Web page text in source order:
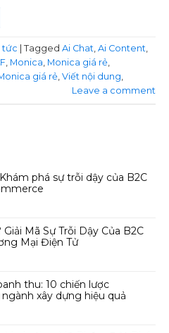
tức |TaggedAi Chat,Ai Content,
, Monica, Monica giá rẻ,
giá rẻ,Viết nội dung,
Leave a comment
phá sự trỗi dậy của B2C
Giải Mã Sự Trỗi Dậy Của B2C
Mại Điện Tử
thu: 10 chiến lược
xây dựng hiệu quả